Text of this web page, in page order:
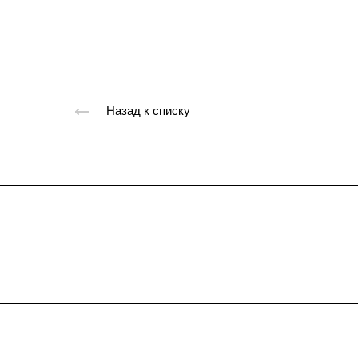
Назад к списку